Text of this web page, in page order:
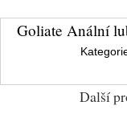
Goliate Anální
Další